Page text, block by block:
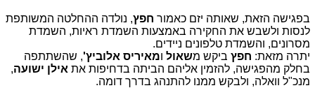
בפגישה הזאת, שאותה יזם כאמור חפץ, נולדה ההחלטה המשותפת
לנסות ולשבש את החקירה באמצעות השמדת ראיות, השמדת
מסרונים, והשמדת טלפונים ניידים.
יתרה מזאת: חפץ ביקש משאול ומאיריס אלוביץ', שהשתתפה
בחלק מהפגישה, להזמין אליהם הביתה בדחיפות את אילן ישועה,
מנכ"ל וואלה, ולבקש ממנו להתנהג בדרך דומה.